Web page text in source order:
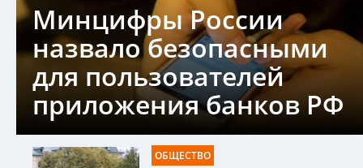
Минцифры России
назвало безопасными
для пользователей
приложения банков РФ
ОБЩЕСТВО